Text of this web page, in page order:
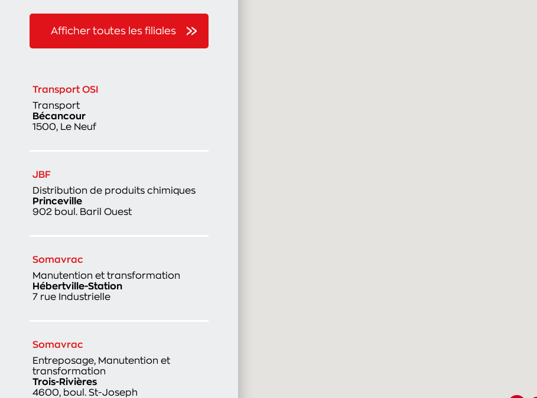
Afficher toutes les filiales
Transport OSI
Transport
Bécancour
1500, Le Neuf
JBF
Distribution de produits chimiques
Princeville
902 boul. Baril Ouest
Somavrac
Manutention et transformation
Hébertville-Station
7 rue Industrielle
Somavrac
Entreposage, Manutention et
transformation
Trois-Rivières
4600, boul. St-Joseph